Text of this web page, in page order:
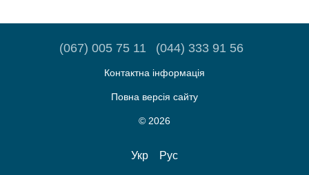
(067) 005 75 11 (044) 333 91 56
Контактна інформація
Повна версія сайту
© 2026
Укр Рус